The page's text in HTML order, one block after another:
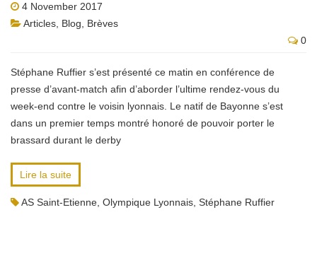
4 November 2017
Articles Blog
Brèves
0
Stéphane Ruffier s’est présenté ce matin en conférence de
presse d’avant-match afin d’aborder l’ultime rendez-vous du
week-end contre le voisin lyonnais. Le natif de Bayonne s’est
dans un premier temps montré honoré de pouvoir porter le
brassard durant le derby
Lire la suite
AS Saint-Etienne Olympique Lyonnais Stéphane Ruffier